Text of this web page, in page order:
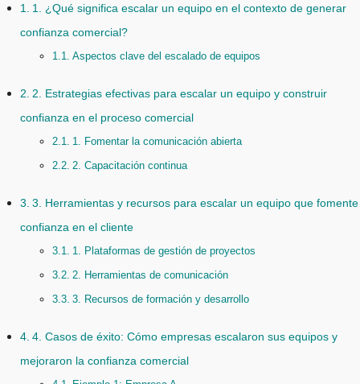
1. ¿Qué significa escalar un equipo en el contexto de generar
confianza comercial?
Aspectos clave del escalado de equipos
2. Estrategias efectivas para escalar un equipo y construir
confianza en el proceso comercial
1. Fomentar la comunicación abierta
2. Capacitación continua
3. Herramientas y recursos para escalar un equipo que
confianza en el cliente
1. Plataformas de gestión de proyectos
2. Herramientas de comunicación
3. Recursos de formación y desarrollo
4. Casos de éxito: Cómo empresas escalaron sus equipos y
mejoraron la confianza comercial